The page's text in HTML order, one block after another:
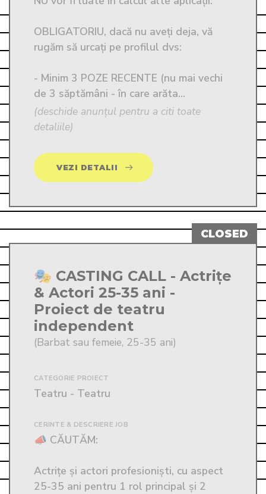
OBLIGATORIU, dacă nu aveți deja, vă
rugăm să urcați pe profilul dvs:
- Minim 3 POZE RECENTE (nu mai vechi
de 3 săptămâni - în care arăta...
(deschide anunțul pentru a citi toate
detaliile)
VEZI DETALII
🎭 CASTING CALL - Actrițe
& Actori 25-35 ani -
Proiect de teatru
independent
(Barbat sau femeie, 25-35 ani)
CATEGORIE PROIECT
Teatru - Teatru
CERINTE & DESCRIERE JOB
📣 CĂUTĂM:
Actrițe și actori profesioniști, cu aspect
25-35 ani pentru 1 rol principal și 2